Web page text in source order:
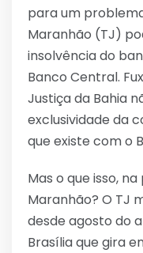
para um
Maranhão (TJ)
insolvência do
Banco Central.
Justiça da Bahia
exclusividade da
que existe com o
Mas o que isso,
Maranhão? O TJ
desde agosto do
Brasília que gira